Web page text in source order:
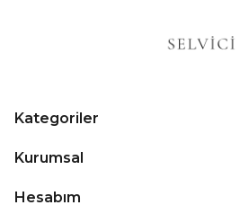
Kategoriler
Kurumsal
Hesabım